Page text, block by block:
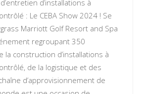
d’installations à
: Le CEBA Show 2024 ! Se
Marriott Golf Resort and Spa
regroupant 350
la construction d’installations à
de la logistique et des
d’approvisionnement de